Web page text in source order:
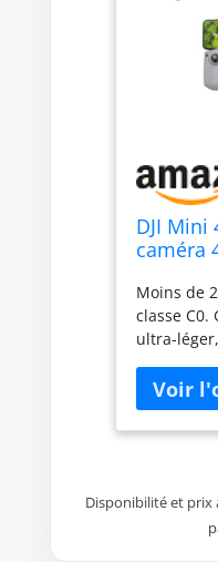
DJI Mini
caméra
Moins de
classe C0.
ultra-
à voler
A3. Les
tenus de
Vidéos 4K
des
toutes les
Disponibilité et